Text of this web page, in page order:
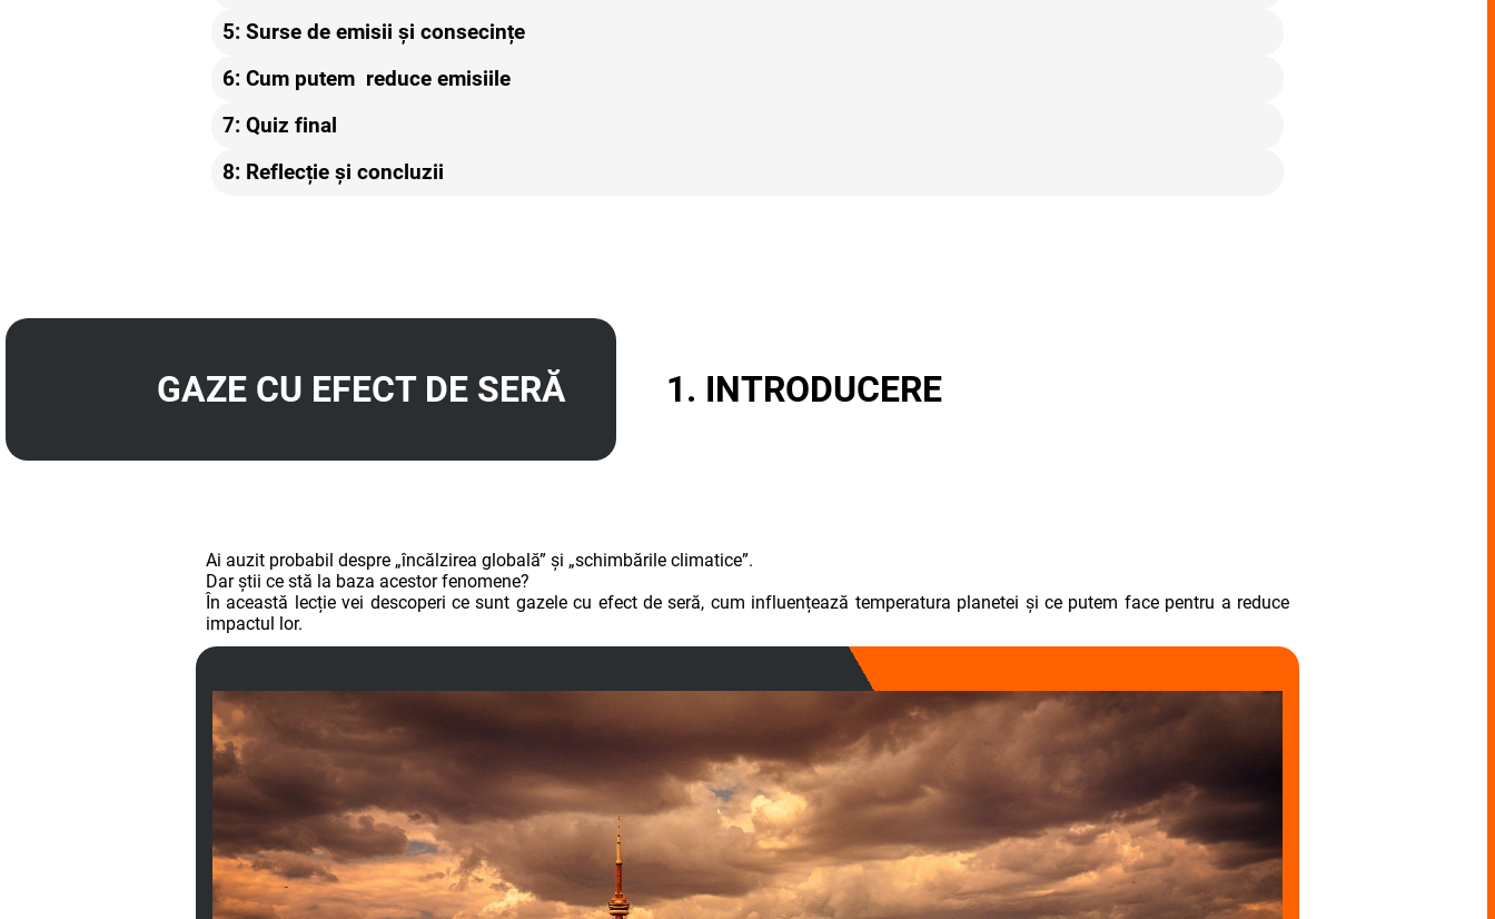
5: Surse de emisii și consecințe
6: Cum putem reduce emisiile
7: Quiz final
8: Reflecție și concluzii
GAZE CU EFECT DE SERĂ 1. INTRODUCERE
Ai auzit probabil despre „încălzirea globală” și „schimbările climatice”.
Dar știi ce stă la baza acestor fenomene?
În această lecție vei descoperi ce sunt gazele cu efect de seră, cum influențează temperatura planetei și ce putem face pentru a reduce
impactul lor.